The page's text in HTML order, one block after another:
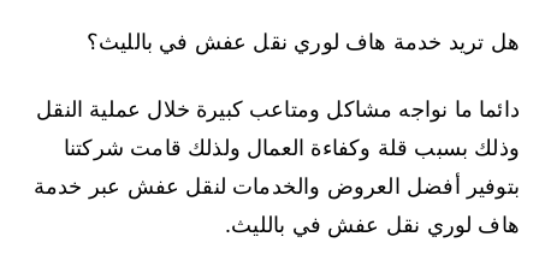
هل تريد خدمة هاف لوري نقل عفش في بالليث؟
دائما ما نواجه مشاكل ومتاعب كبيرة خلال عملية النقل
وذلك بسبب قلة وكفاءة العمال ولذلك قامت شركتنا
بتوفير أفضل العروض والخدمات لنقل عفش عبر خدمة
هاف لوري نقل عفش في بالليث.